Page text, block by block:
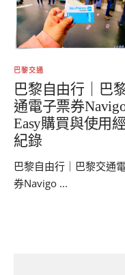
巴黎交通
巴黎自由行｜巴
通電子票券
Easy購買與使用
紀錄
巴黎自由行｜巴黎交通
券Navigo ...